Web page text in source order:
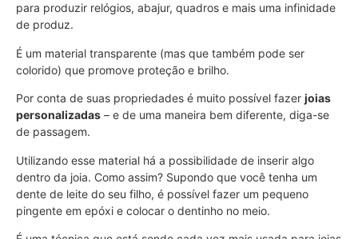
para produzir relógios, abajur, quadros e mais uma infinidade
de produz.
É um material transparente (mas que também pode ser
colorido) que promove proteção e brilho.
Por conta de suas propriedades é muito possível fazer joias
personalizadas – e de uma maneira bem diferente, diga-se
de passagem.
Utilizando esse material há a possibilidade de inserir algo
dentro da joia. Como assim? Supondo que você tenha um
dente de leite do seu filho, é possível fazer um pequeno
pingente em epóxi e colocar o dentinho no meio.